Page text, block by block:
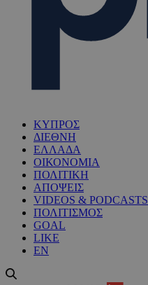
ΚΥΠΡΟΣ
ΔΙΕΘΝΗ
ΕΛΛΑΔΑ
ΟΙΚΟΝΟΜΙΑ
ΠΟΛΙΤΙΚΗ
ΑΠΟΨΕΙΣ
VIDEOS & PODCASTS
ΠΟΛΙΤΙΣΜΟΣ
GOAL
LIKE
EN